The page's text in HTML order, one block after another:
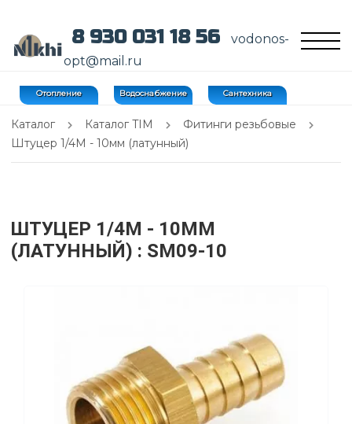
8 930 031 18 56
vodonos-
opt@mail.ru
Отопление Водоснабжение Сантехника
Каталог Каталог TIM
Фитинги резьбовые
Штуцер 1/4M - 10мм (латунный)
ШТУЦЕР 1/4M - 10ММ
(ЛАТУННЫЙ) : SM09-10